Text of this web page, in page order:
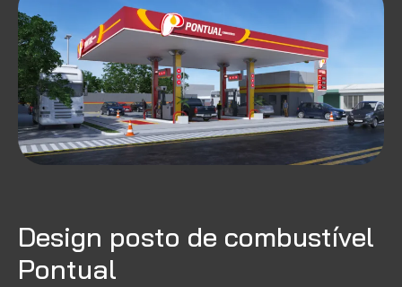
Design posto de combustível
Pontual